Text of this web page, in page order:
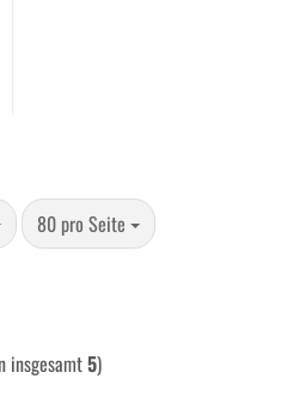
80 pro Seite
pro Seite
insgesamt5)